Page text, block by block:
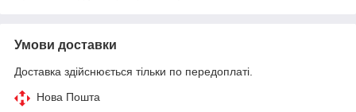
Умови доставки
Доставка здійснюється тільки по передоплаті.
Нова Пошта